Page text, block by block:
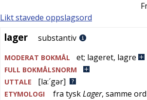
lager
Likt stavede oppslagsord
lager substantiv
MODERAT BOKMÅL et; lageret, lagre
FULL BOKMÅLSNORM
UTTALE
[la:´gər]
ETYMOLOGI fra tyskLager, samme